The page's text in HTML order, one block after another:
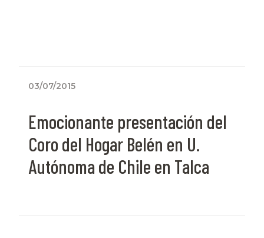
03/07/2015
Emocionante presentación del
Coro del Hogar Belén en U.
Autónoma de Chile en Talca